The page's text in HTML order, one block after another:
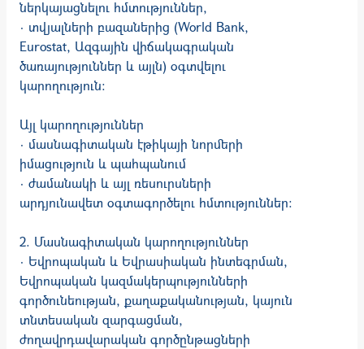
ներկայացնելու հմտություններ,
· տվյալների բազաներից (World Bank,
Eurostat, Ազգային վիճակագրական
ծառայություններ և այլն) օգտվելու
կարողություն:
Այլ կարողություններ
· մասնագիտական էթիկայի նորմերի
իմացություն և պահպանում
· ժամանակի և այլ ռեսուրսների
արդյունավետ օգտագործելու հմտություններ:
2. Մասնագիտական կարողություններ
· Եվրոպական և Եվրասիական ինտեգրման,
Եվրոպական կազմակերպությունների
գործունեության, քաղաքականության, կայուն
տնտեսական զարգացման,
ժողավրդավարական գործընթացների